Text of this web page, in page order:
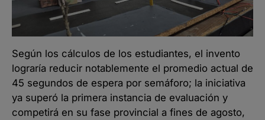
Según los cálculos de los estudiantes, el invento
lograría reducir notablemente el promedio actual de
45 segundos de espera por semáforo; la iniciativa
ya superó la primera instancia de evaluación y
competirá en su fase provincial a fines de agosto,